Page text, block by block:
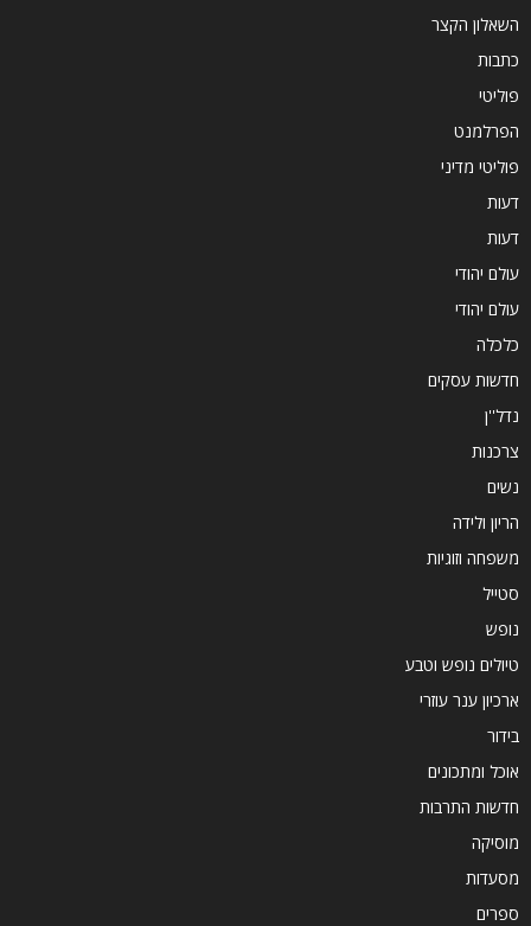
השאלון הקצר
כתבות
פוליטי
הפרלמנט
פוליטי מדיני
דעות
דעות
עולם יהודי
עולם יהודי
כלכלה
חדשות עסקים
נדל''ן
צרכנות
נשים
הריון ולידה
משפחה וזוגיות
סטייל
נופש
טיולים נופש וטבע
ארכיון ענר עוזרי
בידור
אוכל ומתכונים
חדשות התרבות
מוסיקה
מסעדות
ספרים